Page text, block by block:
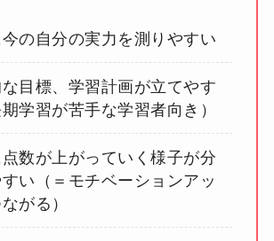
の自分の実力を測りやすい
目標、学習計画が立てやす
学習が苦手な学習者向き）
数が上がっていく様子が分
い（＝モチベーションアッ
がる）